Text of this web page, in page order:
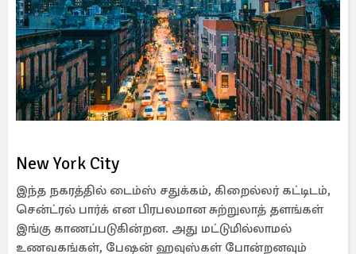
New York City
இந்த நகரத்தில் டைம்ஸ் சதுக்கம், கிறைல்லர் கட்டிடம்,
சென்ட்ரல் பார்க் என பிரபலமான சுற்றுலாத் தளங்கள்
இங்கு காணப்படுகின்றன. அது மட்டுமில்லாமல்
உணவகங்கள், பேஷன் ஹவுஸ்கள் போன்றனவும்